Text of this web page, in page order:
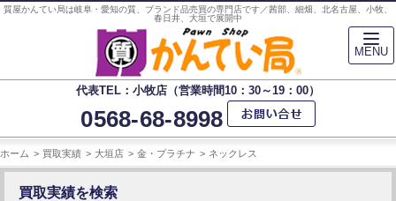
質屋かんてい局は岐阜・愛知の質、ブランド品売買の専門店です／茜部、細畑、北名古屋、小牧、
春日井、大垣で展開中
代表TEL：小牧店（営業時間10：30～19：00）
0568-68-8998
ホーム 買取実績 大垣店 金・プラチナ ネックレス
買取実績を検索
MENU